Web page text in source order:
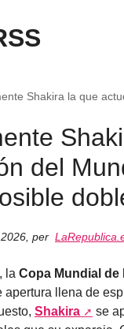
Shakira la que
del
per
la Copa Mundial de
llena de
Shakira
se